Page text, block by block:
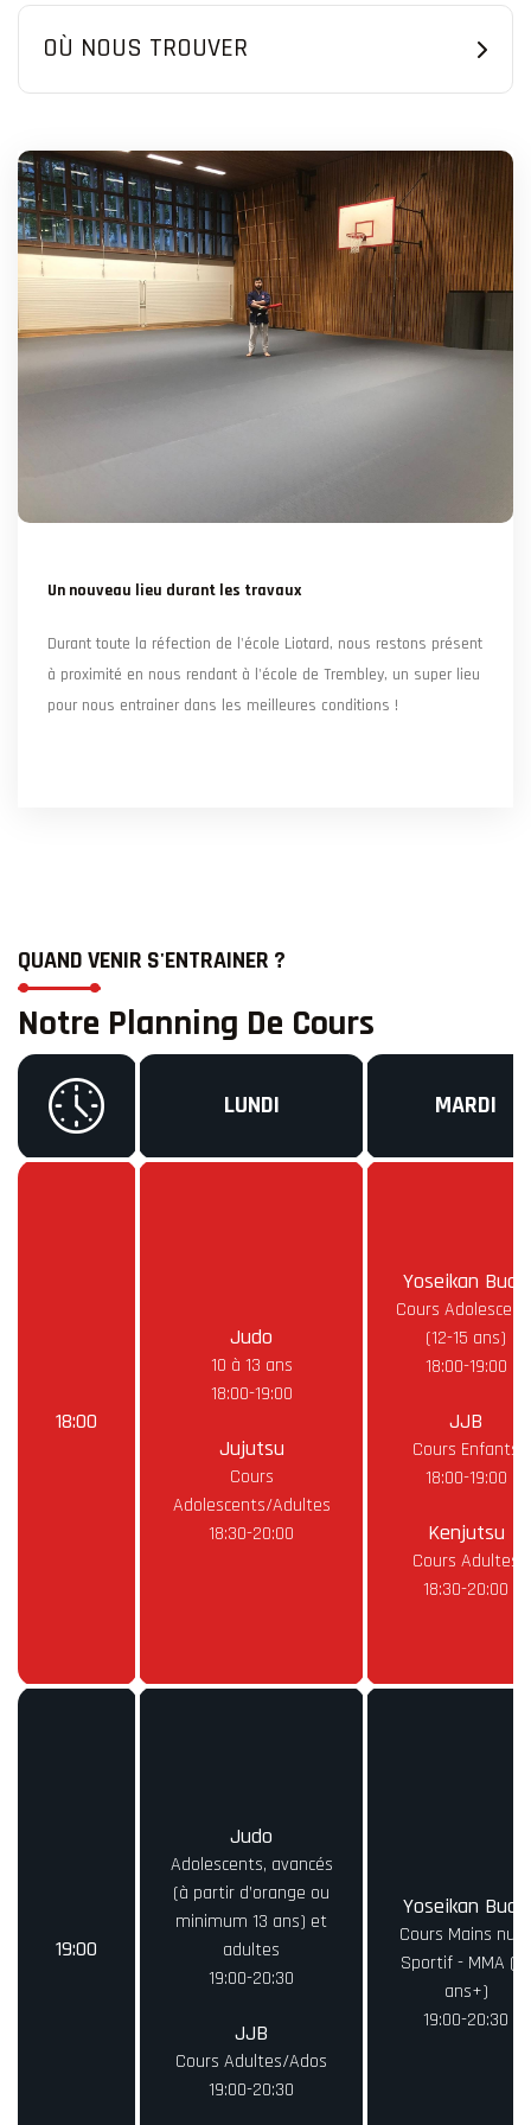
OÙ NOUS TROUVER
Un nouveau lieu durant les travaux
Durant toute la réfection de l'école Liotard, nous restons présent
à proximité en nous rendant à l'école de Trembley, un super lieu
pour nous entrainer dans les meilleures conditions !
QUAND VENIR S'ENTRAINER ?
Notre Planning De Cours
LUNDI MARDI
18:00
Judo
10 à 13 ans
18:00-19:00
Jujutsu
Cours
Adolescents/Adultes
18:30-20:00
Yoseikan Budo
Cours
(12-15 ans)
18:00-19:00
JJB
Cours Enfants
18:00-19:00
Kenjutsu
Cours Adultes
18:30-20:00
19:00
Judo
Adolescents, avancés
(à partir d’orange ou
minimum 13 ans) et
adultes
19:00-20:30
JJB
Cours Adultes/Ados
19:00-20:30
Yoseikan Budo
Cours Mains
Sportif - MMA (16
ans+)
19:00-20:30